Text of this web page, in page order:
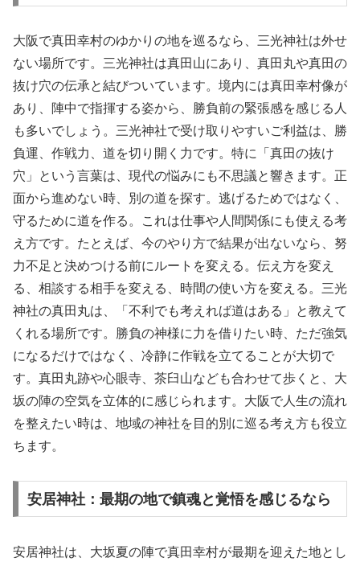
大阪で真田幸村のゆかりの地を巡るなら、三光神社は外せ
ない場所です。三光神社は真田山にあり、真田丸や真田の
抜け穴の伝承と結びついています。境内には真田幸村像が
あり、陣中で指揮する姿から、勝負前の緊張感を感じる人
も多いでしょう。三光神社で受け取りやすいご利益は、勝
負運、作戦力、道を切り開く力です。特に「真田の抜け
穴」という言葉は、現代の悩みにも不思議と響きます。正
面から進めない時、別の道を探す。逃げるためではなく、
守るために道を作る。これは仕事や人間関係にも使える考
え方です。たとえば、今のやり方で結果が出ないなら、努
力不足と決めつける前にルートを変える。伝え方を変え
る、相談する相手を変える、時間の使い方を変える。三光
神社の真田丸は、「不利でも考えれば道はある」と教えて
くれる場所です。勝負の神様に力を借りたい時、ただ強気
になるだけではなく、冷静に作戦を立てることが大切で
す。真田丸跡や心眼寺、茶臼山なども合わせて歩くと、大
坂の陣の空気を立体的に感じられます。大阪で人生の流れ
を整えたい時は、地域の神社を目的別に巡る考え方も役立
ちます。
安居神社：最期の地で鎮魂と覚悟を感じるなら
安居神社は、大坂夏の陣で真田幸村が最期を迎えた地とし